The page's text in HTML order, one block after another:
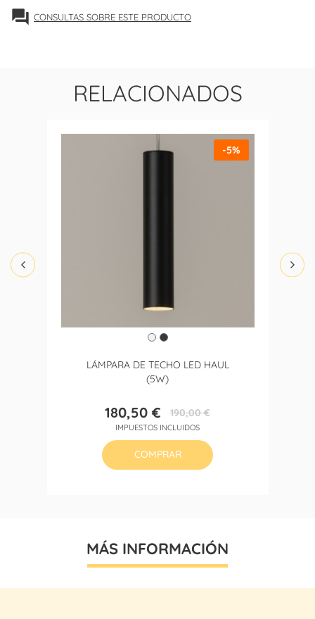
forum CONSULTAS SOBRE ESTE PRODUCTO
RELACIONADOS
LÁMPARA DE TECHO LED HAUL
(5W)
Precio
180,50 €Precio
base
190,00 €
IMPUESTOS INCLUIDOS
-5%
COMPRAR
MÁS INFORMACIÓN